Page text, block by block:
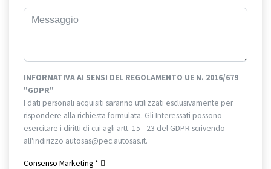
INFORMATIVA AI SENSI DEL REGOLAMENTO UE N. 2016/679
"GDPR"
I dati personali acquisiti saranno utilizzati esclusivamente per
rispondere alla richiesta formulata. Gli Interessati possono
esercitare i diritti di cui agli artt. 15 - 23 del GDPR scrivendo
all'indirizzo autosas@pec.autosas.it.
Consenso Marketing *